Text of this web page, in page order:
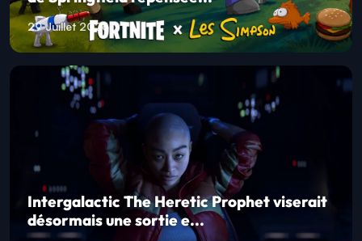
29 Juillet 2026
Intergalactic The Heretic Prophet viserait
désormais une sortie e...